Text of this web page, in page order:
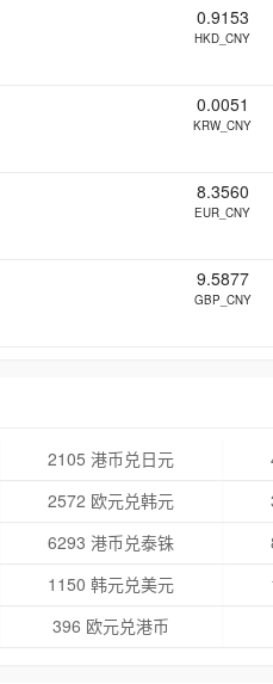
0.9153
HKD_CNY
0.0051
KRW_CNY
8.3560
EUR_CNY
9.5877
GBP_CNY
2105 港币兑日元
2572 欧元兑韩元
6293 港币兑泰铢
1150 韩元兑美元
396 欧元兑港币